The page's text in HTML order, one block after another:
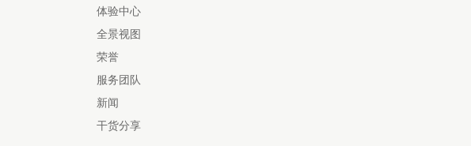
体验中心
全景视图
荣誉
服务团队
新闻
干货分享